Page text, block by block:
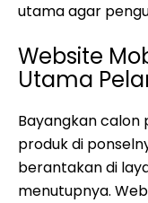
utama agar
Website
Utama
Bayangkan calon
produk di
berantakan di
menutupnya.